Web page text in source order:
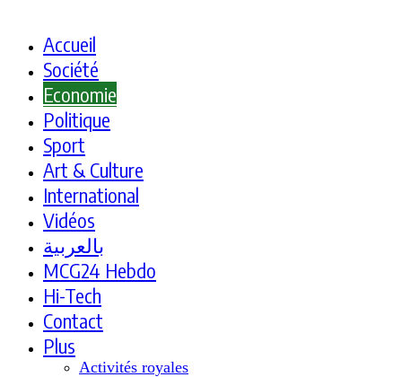
Accueil
Société
Economie
Politique
Sport
Art & Culture
International
Vidéos
بالعربية
MCG24 Hebdo
Hi-Tech
Contact
Plus
Activités royales